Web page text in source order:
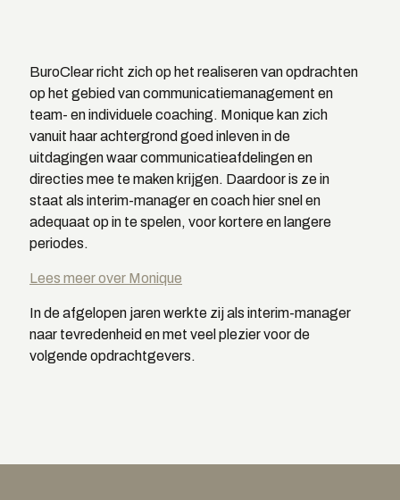
BuroClear richt zich op het realiseren van opdrachten
op het gebied van communicatiemanagement en
team- en individuele coaching. Monique kan zich
vanuit haar achtergrond goed inleven in de
uitdagingen waar communicatieafdelingen en
directies mee te maken krijgen. Daardoor is ze in
staat als interim-manager en coach hier snel en
adequaat op in te spelen, voor kortere en langere
periodes.
Lees meer over Monique
In de afgelopen jaren werkte zij als interim-manager
naar tevredenheid en met veel plezier voor de
volgende opdrachtgevers.